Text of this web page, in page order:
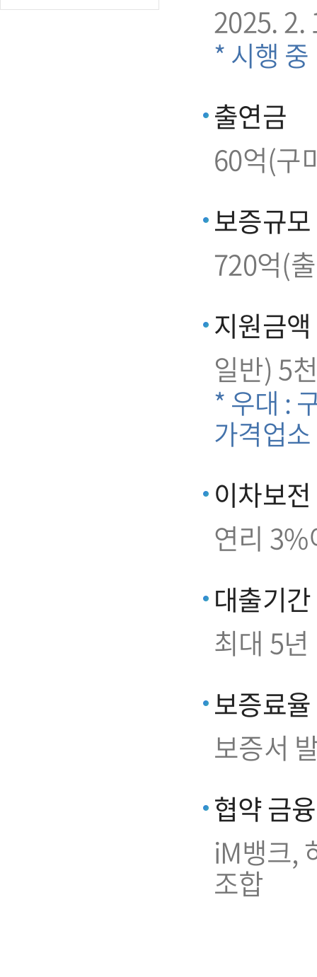
2025. 2.
* 시행 중
출연금
60억(구
보증규모
720억(
지원금액
일반) 5
* 우대 :
가격업소
이차보전
연리
대출기간
최대 5년
보증료율
보증서
협약 금
iM뱅크,
조합